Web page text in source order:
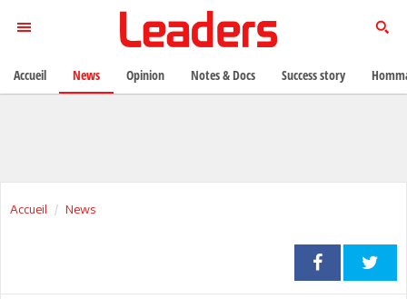
Accueil News
Accueil News Opinion Notes & Docs Success story